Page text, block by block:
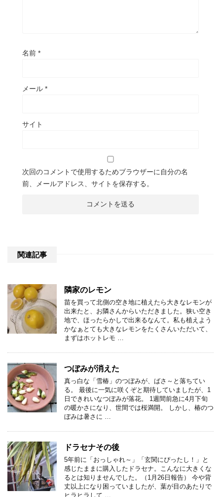
名前 *
メール *
サイト
次回のコメントで使用するためブラウザーに自分の名
前、メールアドレス、サイトを保存する。
関連記事
隣家のレモン
苗を買って北側の空き地に植えたら大きなレモンが
出来たと、お隣さんからいただきました。狭い空き
地で、ほったらかしで出来るなんて。私も植えよう
かなぁとても大きなレモンをたくさんいただいて、
まずはホットレモ …
つぼみが消えた
真っ白な「雪椿」のつぼみが、ばさ～と落ちてい
る。 最後に一気に咲くぞと期待していましたが、1
日できれいなつぼみが落花。 1週間前急に4月下旬
の暖かさになり、世間では桜満開。 しかし、椿のつ
ぼみは暑さに …
ドラセナその後
5年前に「おっしゃれ～」「玄関にぴったし！」と
感じたままに購入したドラセナ。こんなに大きくな
るとは知りませんでした。（1月26日報告） 今や背
丈以上になり困っていましたが、葉が目のあたりで
ヒラヒラして …